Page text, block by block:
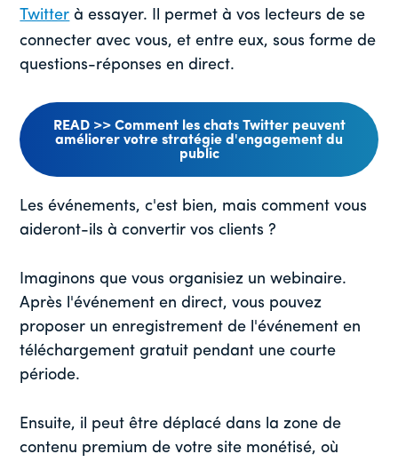
Twitter à essayer. Il permet à vos lecteurs de se
connecter avec vous, et entre eux, sous forme de
questions-réponses en direct.
READ >> Comment les chats Twitter peuvent
améliorer votre stratégie d'engagement du
public
Les événements, c'est bien, mais comment vous
aideront-ils à convertir vos clients ?
Imaginons que vous organisiez un webinaire.
Après l'événement en direct, vous pouvez
proposer un enregistrement de l'événement en
téléchargement gratuit pendant une courte
période.
Ensuite, il peut être déplacé dans la zone de
contenu premium de votre site monétisé, où